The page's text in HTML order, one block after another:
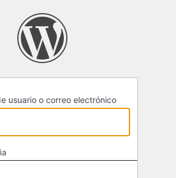
usuario o correo electrónico